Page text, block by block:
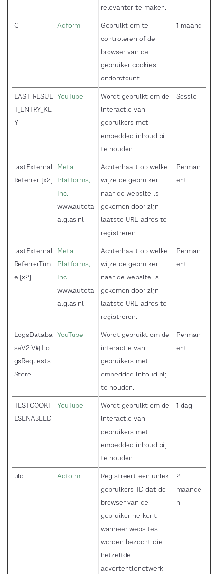
relevanter te maken.
C Adform
Gebruikt om te
controleren of de
browser van de
gebruiker cookies
ondersteunt.
1 maand
LAST_RESUL
T_ENTRY_KE
Y
YouTube
Wordt gebruikt om de
interactie van
gebruikers met
embedded inhoud bij
te houden.
Sessie
lastExternal
Referrer [x2]
Meta
Platforms,
Inc.
www.autota
alglas.nl
Achterhaalt op welke
wijze de gebruiker
naar de website is
gekomen door zijn
laatste URL-adres te
registreren.
Perman
ent
lastExternal
ReferrerTim
e [x2]
Meta
Platforms,
Inc.
www.autota
alglas.nl
Achterhaalt op welke
wijze de gebruiker
naar de website is
gekomen door zijn
laatste URL-adres te
registreren.
Perman
ent
LogsDataba
seV2:V#||Lo
gsRequests
Store
YouTube
Wordt gebruikt om de
interactie van
gebruikers met
embedded inhoud bij
te houden.
Perman
ent
TESTCOOKI
ESENABLED
YouTube
Wordt gebruikt om de
interactie van
gebruikers met
embedded inhoud bij
te houden.
1 dag
uid Adform
Registreert een uniek
gebruikers-ID dat de
browser van de
gebruiker herkent
wanneer websites
worden bezocht die
hetzelfde
advertentienetwerk
2
maande
n